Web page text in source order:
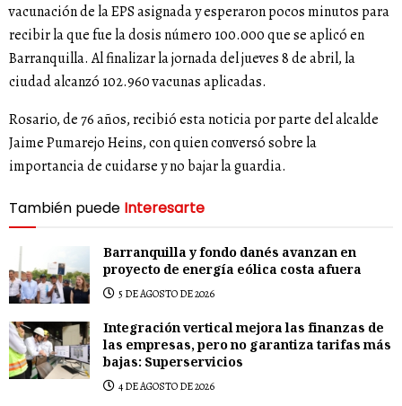
vacunación de la EPS asignada y esperaron pocos minutos para
recibir la que fue la dosis número 100.000 que se aplicó en
Barranquilla. Al finalizar la jornada del jueves 8 de abril, la
ciudad alcanzó 102.960 vacunas aplicadas.
Rosario, de 76 años, recibió esta noticia por parte del alcalde
Jaime Pumarejo Heins, con quien conversó sobre la
importancia de cuidarse y no bajar la guardia.
También puede Interesarte
Barranquilla y fondo danés avanzan en
proyecto de energía eólica costa afuera
5 DE AGOSTO DE 2026
Integración vertical mejora las finanzas de
las empresas, pero no garantiza tarifas más
bajas: Superservicios
4 DE AGOSTO DE 2026